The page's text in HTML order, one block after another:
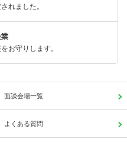
れました。
お守りします。
面談会場一覧
よくある質問